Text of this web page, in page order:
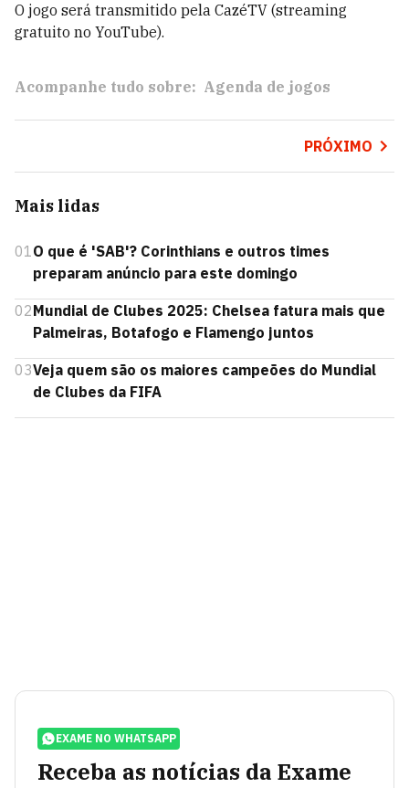
O jogo será transmitido pela CazéTV (streaming
gratuito no YouTube).
Acompanhe tudo sobre: Agenda de jogos
PRÓXIMO
Mais lidas
01O que é 'SAB'? Corinthians e outros times
preparam anúncio para este domingo
02Mundial de Clubes 2025: Chelsea fatura mais que
Palmeiras, Botafogo e Flamengo juntos
03Veja quem são os maiores campeões do Mundial
de Clubes da FIFA
EXAME NO WHATSAPP
Receba as notícias da Exame